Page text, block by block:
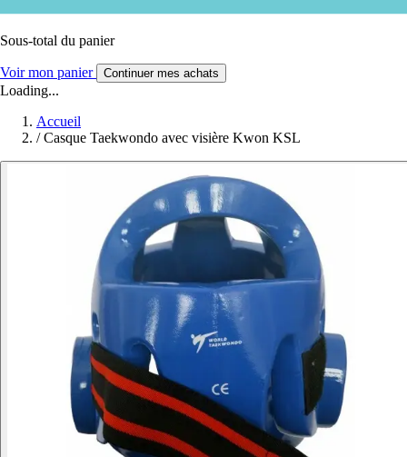
Sous-total du panier
Voir mon panier Continuer mes achats
Loading...
Accueil
/ Casque Taekwondo avec visière Kwon KSL